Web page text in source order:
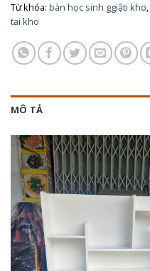
Từ khóa: bàn học sinh ggiậti kho,
tại kho
MÔ TẢ